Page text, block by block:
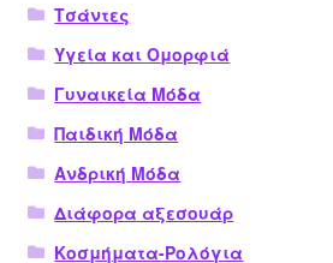
Τσάντες
Υγεία και Ομορφιά
Γυναικεία Μόδα
Παιδική Μόδα
Ανδρική Μόδα
Διάφορα αξεσουάρ
Κοσμήματα-Ρολόγια